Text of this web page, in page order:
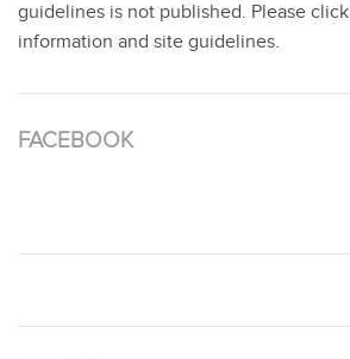
guidelines is not published. Please click
information and site guidelines.
FACEBOOK